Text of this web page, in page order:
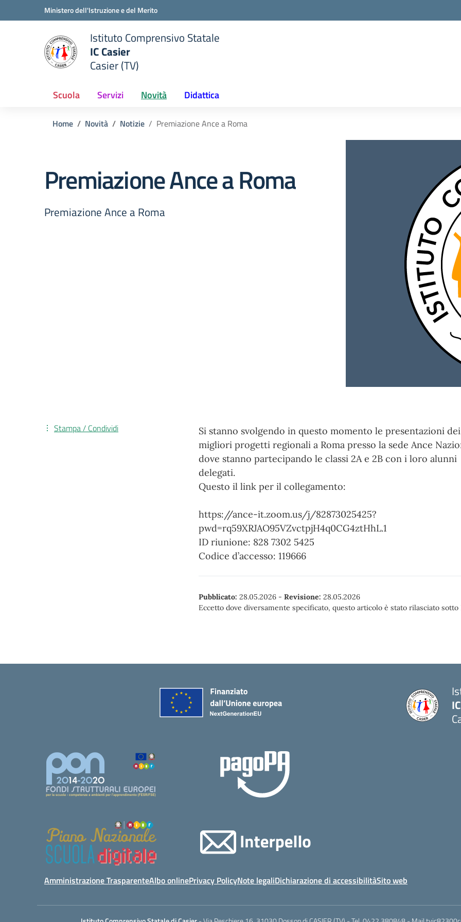
Vai ai contenuti
Vai al menu di navigazioneMinistero dell'Istruzione e del Merito
della scuola
Istituto Comprensivo Statale
IC Casier
Casier (TV)
Scuola Servizi Novità Didattica
Home Novità Notizie Premiazione Ance a Roma
Premiazione Ance a Roma
Premiazione Ance a Roma
Si stanno svolgendo in questo momento le presentazioni dei
migliori progetti regionali a Roma presso la sede Ance
dove stanno partecipando le classi 2A e 2B con i loro alunni
delegati.
Questo il link per il collegamento:
https://ance-it.zoom.us/j/82873025425?
pwd=rq59XRJAO95VZvctpjH4q0CG4ztHhL.1
ID riunione: 828 7302 5425
Codice d’accesso: 119666
Pubblicato: 28.05.2026 - Revisione: 28.05.2026
Eccetto dove diversamente specificato, questo articolo è stato rilasciato
Stampa / Condividi
Amministrazione TrasparenteAlbo onlinePrivacy PolicyNote legaliDichiarazione di accessibilitàSito web